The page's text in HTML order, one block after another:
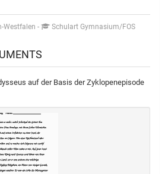
Westfalen - Schulart Gymnasium/FOS
auf der Basis der Zyklopenepisode